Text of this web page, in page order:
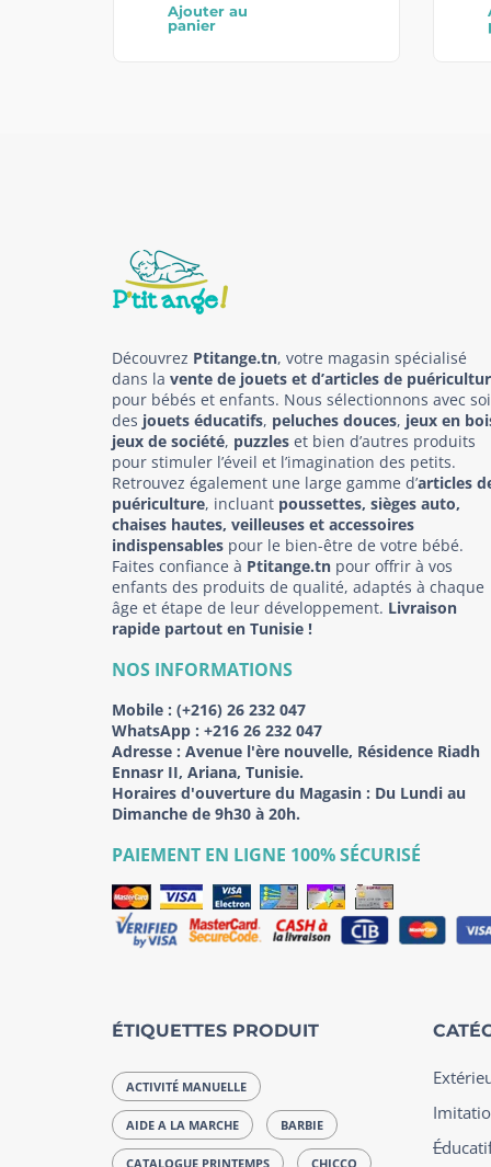
Ajouter au
panier
Découvrez Ptitange.tn, votre magasin spécialisé
dans la vente de jouets et d’articles de
pour bébés et enfants. Nous sélectionnons avec
des jouets éducatifs, peluches douces, jeux en
jeux de société, puzzles et bien d’autres produits
pour stimuler l’éveil et l’imagination des petits.
Retrouvez également une large gamme d’articles
puériculture, incluant poussettes, sièges auto,
chaises hautes, veilleuses et accessoires
indispensables pour le bien-être de votre bébé.
Faites confiance à Ptitange.tn pour offrir à vos
enfants des produits de qualité, adaptés à chaque
âge et étape de leur développement. Livraison
rapide partout en Tunisie !
NOS INFORMATIONS
Mobile : (+216) 26 232 047
WhatsApp : +216 26 232 047
Adresse : Avenue l'ère nouvelle, Résidence Riadh
Ennasr II, Ariana, Tunisie.
Horaires d'ouverture du Magasin : Du Lundi au
Dimanche de 9h30 à 20h.
PAIEMENT EN LIGNE 100% SÉCURISÉ
ÉTIQUETTES PRODUIT
ACTIVITÉ MANUELLE
AIDE A LA MARCHE BARBIE
CATALOGUE PRINTEMPS CHICCO